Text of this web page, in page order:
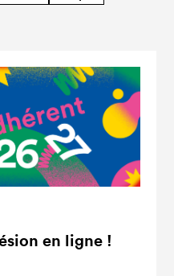
en ligne !